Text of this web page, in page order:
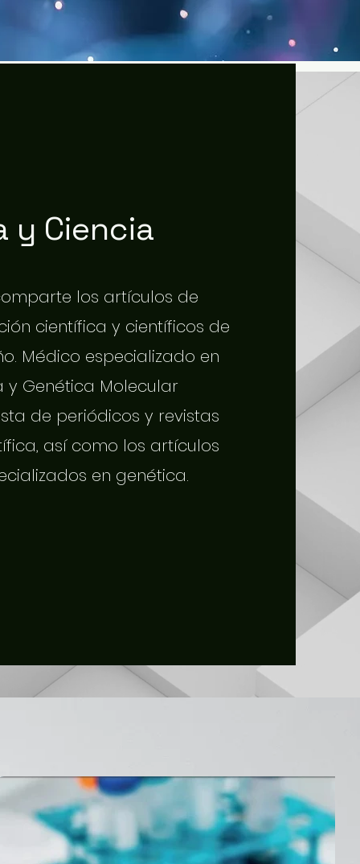
y Ciencia
los artículos de
científica y científicos de
Médico especializado en
y Genética Molecular
de periódicos y revistas
así como los artículos
en genética.